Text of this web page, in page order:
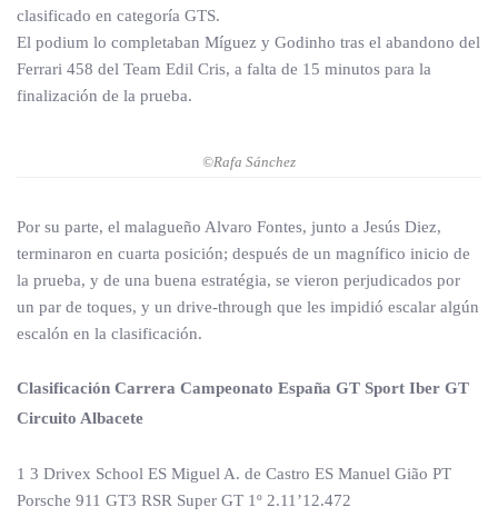
clasificado en categoría GTS.
El podium lo completaban Míguez y Godinho tras el abandono del
Ferrari 458 del Team Edil Cris, a falta de 15 minutos para la
finalización de la prueba.
©Rafa Sánchez
Por su parte, el malagueño Alvaro Fontes, junto a Jesús Diez,
terminaron en cuarta posición; después de un magnífico inicio de
la prueba, y de una buena estratégia, se vieron perjudicados por
un par de toques, y un drive-through que les impidió escalar algún
escalón en la clasificación.
Clasificación Carrera Campeonato España GT Sport Iber GT
Circuito Albacete
1 3 Drivex School ES Miguel A. de Castro ES Manuel Gião PT
Porsche 911 GT3 RSR Super GT 1º 2.11’12.472